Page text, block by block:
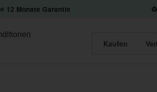
⭐️ 12 Monate Garantie
Kaufen